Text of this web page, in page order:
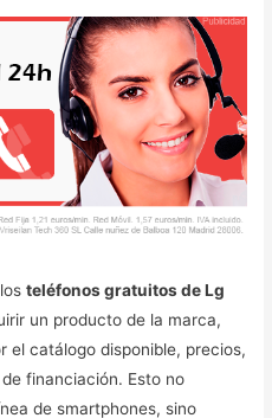
losteléfonos gratuitos de Lg
un producto de la marca,
el catálogo disponible, precios,
financiación. Esto no
de smartphones, sino